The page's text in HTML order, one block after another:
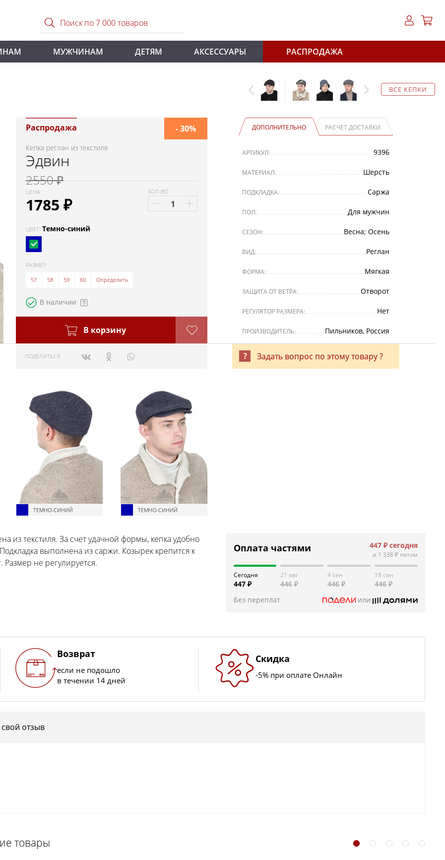
МУЖЧИНАМ ДЕТЯМ АКСЕССУАРЫ РАСПРОДАЖА
ВСЕ КЕПКИ
Распродажа
Кепка реглан из текстиля
Эдвин
2550 ₽
ЦЕНА
1785 ₽
- 30%
КОЛ-ВО
ЦВЕТ: Темно-синий
РАЗМЕР:
57
58 59 60 Определить
В наличии
В корзину
ПОДЕЛИТЬСЯ
ДОПОЛНИТЕЛЬНО РАСЧЕТ ДОСТАВКИ
АРТИКУЛ: 9396
МАТЕРИАЛ: Шерсть
ПОДКЛАДКА: Саржа
ПОЛ: Для мужчин
СЕЗОН: Весна; Осень
ВИД: Реглан
ФОРМА: Мягкая
ЗАЩИТА ОТ ВЕТРА: Отворот
РЕГУЛЯТОР РАЗМЕРА: Нет
ПРОИЗВОДИТЕЛЬ: Пильников, Россия
Задать вопрос по этому товару ?
ТЕМНО-СИНИЙ ТЕМНО-СИНИЙ
из текстиля. За счет удачной формы, кепка удобно
выполнена из саржи. Козырек крепится к
не регулируется.
Оплата частями 447 ₽сегодня
и 1 338 ₽потом
Сегодня
447 ₽
21 авг
446 ₽
4 сен
446 ₽
18 сен
446 ₽
Без переплат
или
Возврат
если не подошло
в течении 14 дней
Скидка
-5% при оплате Онлайн
отзыв
товары